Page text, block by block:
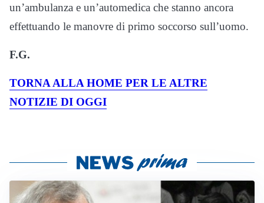
un’ambulanza e un’automedica che stanno ancora
effettuando le manovre di primo soccorso sull’uomo.
F.G.
TORNA ALLA HOME PER LE ALTRE
NOTIZIE DI OGGI